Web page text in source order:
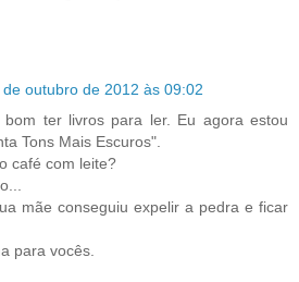
de outubro de 2012 às 09:02
bom ter livros para ler. Eu agora estou
Tons Mais Escuros".
café com leite?
mãe conseguiu expelir a pedra e ficar
para vocês.